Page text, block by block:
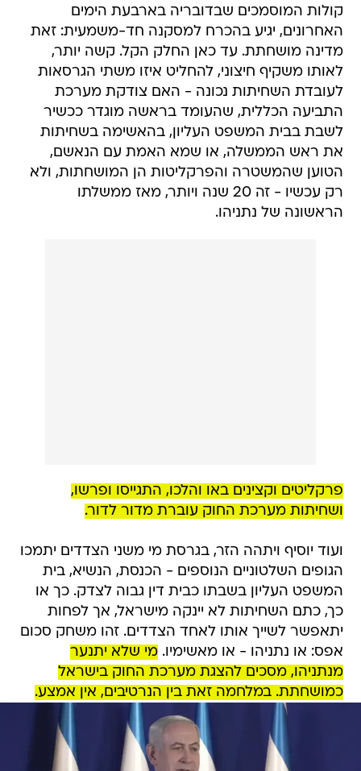
קולות המוסמכים שבדובריה בארבעת הימים
האחרונים, יגיע בהכרח למסקנה חד-משמעית: זאת
מדינה מושחתת. עד כאן החלק הקל. קשה יותר,
לאותו משקיף חיצוני, להחליט איזו משתי הגרסאות
לעובדת השחיתות נכונה - האם צודקת מערכת
התביעה הכללית, שהעומד בראשה מוגדר ככשיר
לשבת בבית המשפט העליון, בהאשימה בשחיתות
את ראש הממשלה, או שמא האמת עם הנאשם,
הטוען שהמשטרה והפרקליטות הן המושחתות, ולא
רק עכשיו - זה 20 שנה ויותר, מאז ממשלתו
הראשונה של נתניהו.
פרקליטים וקצינים באו והלכו, התגייסו ופרשו,
ושחיתות מערכת החוק עוברת מדור לדור.
ועוד יוסיף ויתהה הזר, בגרסת מי משני הצדדים יתמכו
הגופים השלטוניים הנוספים - הכנסת, הנשיא, בית
המשפט העליון בשבתו כבית דין גבוה לצדק. כך או
כך, כתם השחיתות לא יינקה מישראל, אך לפחות
יתאפשר לשייך אותו לאחד הצדדים. זהו משחק סכום
אפס: או נתניהו - או מאשימיו.מי שלא יתנער
מנתניהו, מסכים להצגת מערכת החוק בישראל
כמושחתת. במלחמה זאת בין הנרטיבים, אין אמצע.